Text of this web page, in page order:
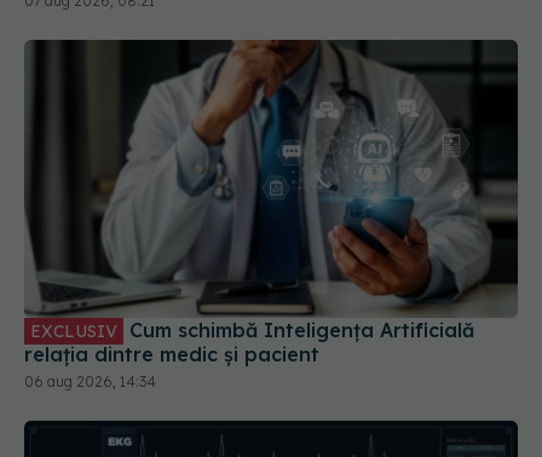
EXCLUSIV
relația dintre medic și pacient
06 aug 2026, 14:34